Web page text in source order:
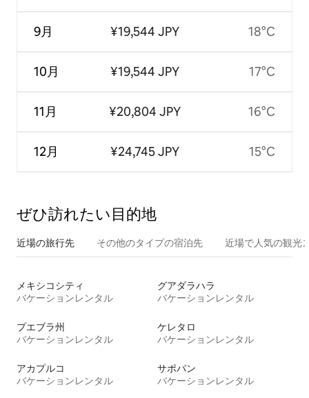
9月
10月
11月
12月
¥19,544 JPY
¥19,544 JPY
¥20,804 JPY
¥24,745 JPY
18°C
17°C
16°C
15°C
ぜひ訪⁠れ⁠た⁠い目⁠的⁠地
近場の旅行先 その他のタ⁠イ⁠プ⁠の宿⁠泊⁠先 近場で人気の観光
メキシコシティ
バケーションレンタル
グアダラハラ
バケーションレンタル
プエブラ州
バケーションレンタル
ケレタロ
バケーションレンタル
アカプルコ
バケーションレンタル
サポパン
バケーションレンタル